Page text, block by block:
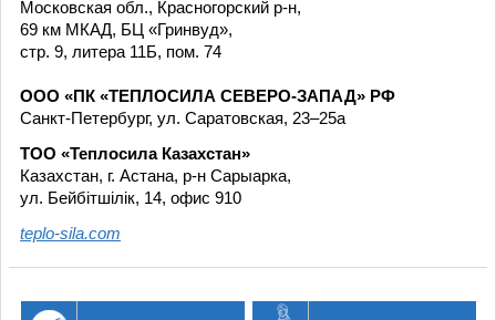
Московская обл., Красногорский р-н,
69 км МКАД, БЦ «Гринвуд»,
стр. 9, литера 11Б, пом. 74
ООО «ПК «ТЕПЛОСИЛА СЕВЕРО-ЗАПАД» РФ
Санкт-Петербург, ул. Саратовская, 23–25а
ТОО «Теплосила Казахстан»
Казахстан, г. Астана, р-н Сарыарка,
ул. Бейбітшілік, 14, офис 910
teplo-sila.com